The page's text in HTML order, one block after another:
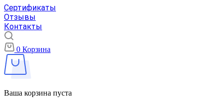
Сертификаты
Отзывы
Контакты
0 Корзина
Ваша корзина пуста